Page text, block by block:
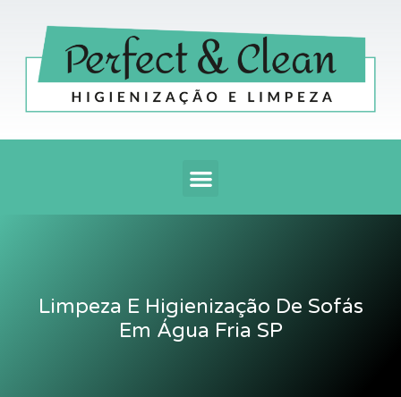
conteúdo
Menu
Limpeza E Higienização De Sofás
Em Água Fria SP